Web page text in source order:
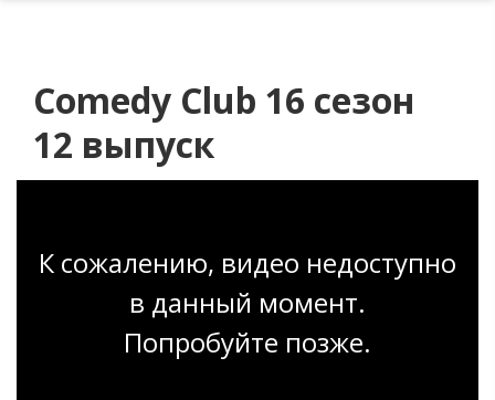
Comedy Club 16 сезон
12 выпуск
К сожалению, видео недоступно
в данный момент.
Попробуйте позже.